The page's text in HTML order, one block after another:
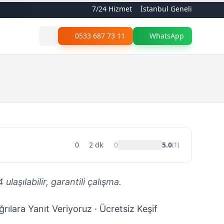
7/24 Hizmet İstanbul Geneli
0533 687 73 11 WhatsApp
0 2dk 0 5.0(1)
garantili çalışma.
Yanıt Veriyoruz · Ücretsiz Keşif